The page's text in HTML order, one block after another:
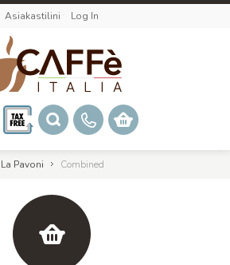
Asiakastilini Log In
La Pavoni Combined